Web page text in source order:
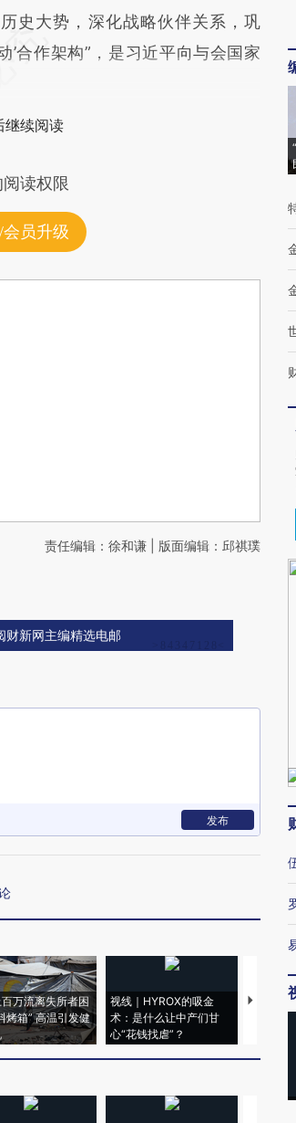
大势，深化战略伙伴关系，巩
’合作架构”，是习近平向与会国家
继续阅读
读权限
员升级
责任编辑：徐和谦 | 版面编辑：邱祺璞
财新网主编精选电邮
发布
万流离失所者困
烤箱” 高温引发健
视线｜HYROX的吸金
术：是什么让中产们甘
心“花钱找虐”？
马航飞行
粒摇头